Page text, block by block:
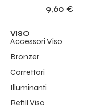
VISO
Accessori Viso
Bronzer
Correttori
Illuminanti
Refill Viso
9,60 €